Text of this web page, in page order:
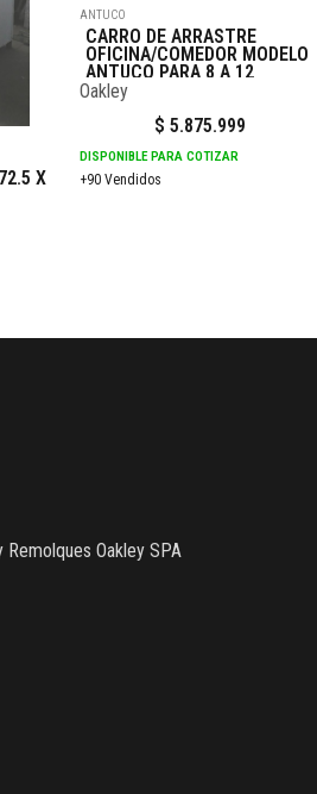
X
ANTUCO
CARRO DE ARRASTRE
OFICINA/COMEDOR MODELO
ANTUCO PARA 8 A 12
PERSONAS 4X2
Oakley
$5.875.999
DISPONIBLE PARA COTIZAR
+90 Vendidos
Oakley SPA